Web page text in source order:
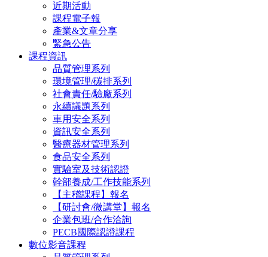
近期活動
課程電子報
產業&文章分享
緊急公告
課程資訊
品質管理系列
環境管理/碳排系列
社會責任/驗廠系列
永續議題系列
車用安全系列
資訊安全系列
醫療器材管理系列
食品安全系列
實驗室及技術認證
幹部養成/工作技能系列
【主稽課程】報名
【研討會/微講堂】報名
企業包班/合作洽詢
PECB國際認證課程
數位影音課程